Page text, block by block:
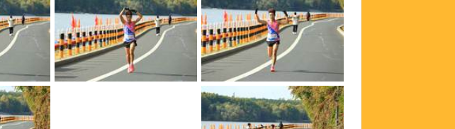
Pw9mmEkx1QF2kWmek30NSAGHny6e6Yy5KinKpkcqTpVlEoZgHcmA_RBMy7dLbyz1 Pw9mmEkx1QF2kWmek30NSPlT72FqoRcn4k0U2rduYG_KbY5_sjg7fXZDRRk5C2zE